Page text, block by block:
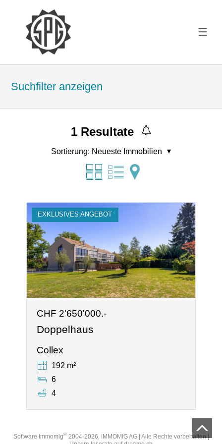
Suchfilter anzeigen
1Resultate
Sortierung: Neueste Immobilien
EXKLUSIVES ANGEBOT
CHF 2'650'000.-
Doppelhaus
Collex
192 m²
6
4
Software Immomig®2004-2026, IMMOMIG AG | Alle Rechte vorbehalten |